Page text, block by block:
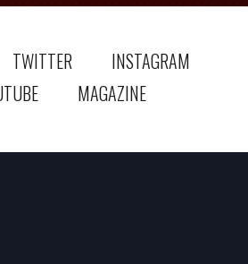
TWITTER
INSTAGRAM
MAGAZINE